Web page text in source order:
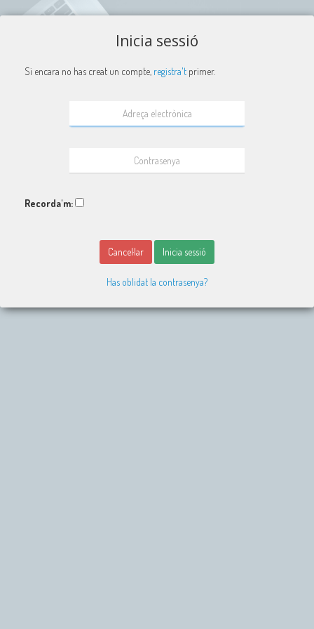
Inicia sessió
Si encara no has creat un compte, registra't primer.
Recorda'm:
Cancel·lar Inicia sessió
Has oblidat la contrasenya?